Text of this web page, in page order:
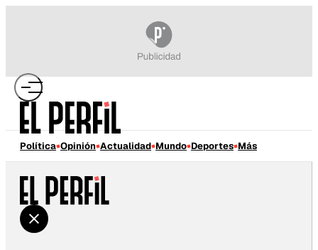
Política Opinión Actualidad Mundo Deportes Más